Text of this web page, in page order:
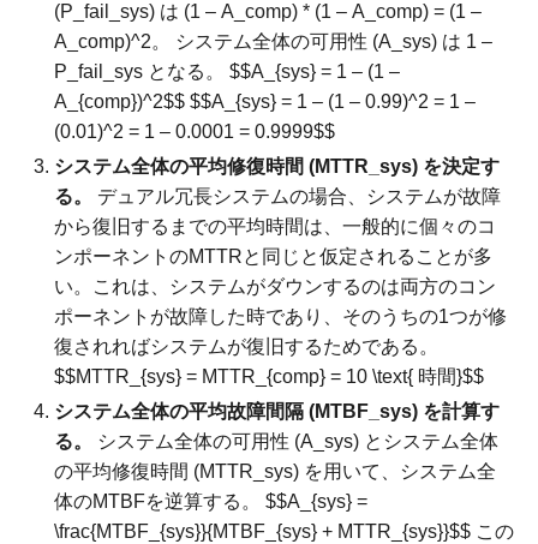
(P_fail_sys) は (1 – A_comp) * (1 – A_comp) = (1 –
A_comp)^2。 システム全体の可用性 (A_sys) は 1 –
P_fail_sys となる。 $$A_{sys} = 1 – (1 –
A_{comp})^2$$ $$A_{sys} = 1 – (1 – 0.99)^2 = 1 –
(0.01)^2 = 1 – 0.0001 = 0.9999$$
システム全体の平均修復時間 (MTTR_sys) を決定す
る。
デュアル冗長システムの場合、システムが故障
から復旧するまでの平均時間は、一般的に個々のコ
ンポーネントのMTTRと同じと仮定されることが多
い。これは、システムがダウンするのは両方のコン
ポーネントが故障した時であり、そのうちの1つが修
復されればシステムが復旧するためである。
$$MTTR_{sys} = MTTR_{comp} = 10 \text{ 時間}$$
システム全体の平均故障間隔 (MTBF_sys) を計算す
る。
システム全体の可用性 (A_sys) とシステム全体
の平均修復時間 (MTTR_sys) を用いて、システム全
体のMTBFを逆算する。 $$A_{sys} =
\frac{MTBF_{sys}}{MTBF_{sys} + MTTR_{sys}}$$ この